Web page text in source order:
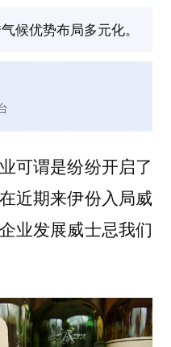
候优势布局多元化。
可谓是纷纷开启了
近期来伊份入局威
业发展威士忌我们